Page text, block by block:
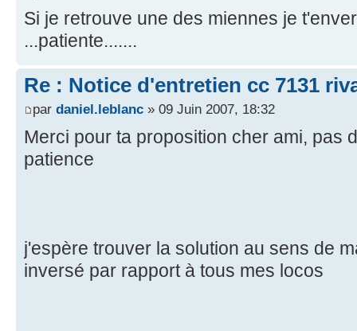
Si je retrouve une des miennes je
...patiente.......
Re : Notice d'entretien cc 7131
par daniel.leblanc » 09 Juin 2007, 18:32
Merci pour ta proposition cher ami, pas
patience
j'espère trouver la solution au sens de
inversé par rapport à tous mes locos